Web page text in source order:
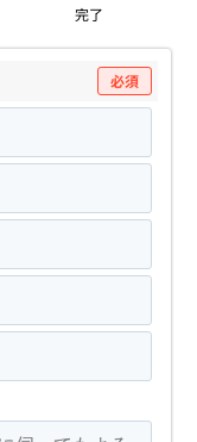
完了
必須